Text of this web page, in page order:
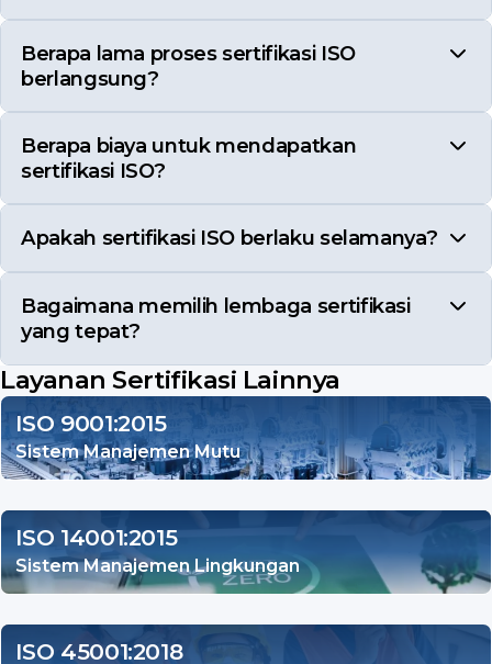
Berapa lama proses sertifikasi ISO
berlangsung?
Berapa biaya untuk mendapatkan
sertifikasi ISO?
Apakah sertifikasi ISO berlaku selamanya?
Bagaimana memilih lembaga sertifikasi
yang tepat?
Layanan Sertifikasi Lainnya
ISO 9001:2015
Sistem Manajemen Mutu
ISO 14001:2015
Sistem Manajemen Lingkungan
ISO 45001:2018